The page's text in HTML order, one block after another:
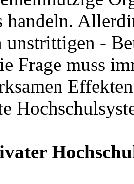
handeln.
-
Frage muss